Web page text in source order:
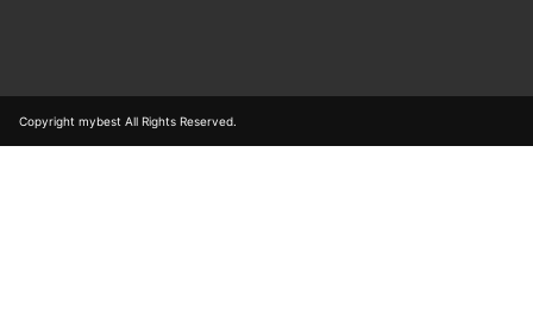
Copyright mybest All Rights Reserved.